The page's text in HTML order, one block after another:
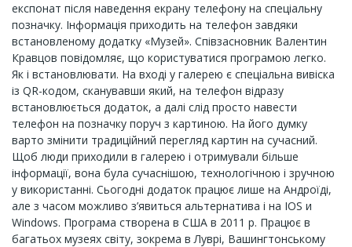
експонат після наведення екрану телефону на спеціальну
позначку. Інформація приходить на телефон завдяки
встановленому додатку «Музей». Співзасновник Валентин
Кравцов повідомляє, що користуватися програмою легко.
Як і встановлювати. На вході у галерею є спеціальна вивіска
із QR-кодом, сканувавши який, на телефон відразу
встановлюється додаток, а далі слід просто навести
телефон на позначку поруч з картиною. На його думку
варто змінити традиційний перегляд картин на сучасний.
Щоб люди приходили в галерею і отримували більше
інформації, вона була сучаснішою, технологічною і зручною
у використанні. Сьогодні додаток працює лише на Андроїді,
але з часом можливо з’явиться альтернатива і на IOS и
Windows. Програма створена в США в 2011 р. Працює в
багатьох музеях світу, зокрема в Луврі, Вашингтонському